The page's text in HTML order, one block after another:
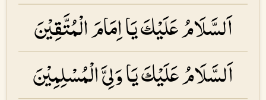
اَلسَّلَامُ عَلَیْكَ یَا اِمَامَ الْمُتَّقِیْنَ
اَلسَّلَامُ عَلَیْكَ یَا وَلِیَّ الْمُسْلِمِیْنَ